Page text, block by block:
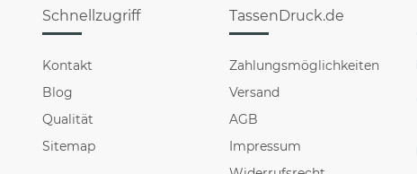
Schnellzugriff
Kontakt
Blog
Qualität
Sitemap
TassenDruck.de
Zahlungsmöglichkeiten
Versand
AGB
Impressum